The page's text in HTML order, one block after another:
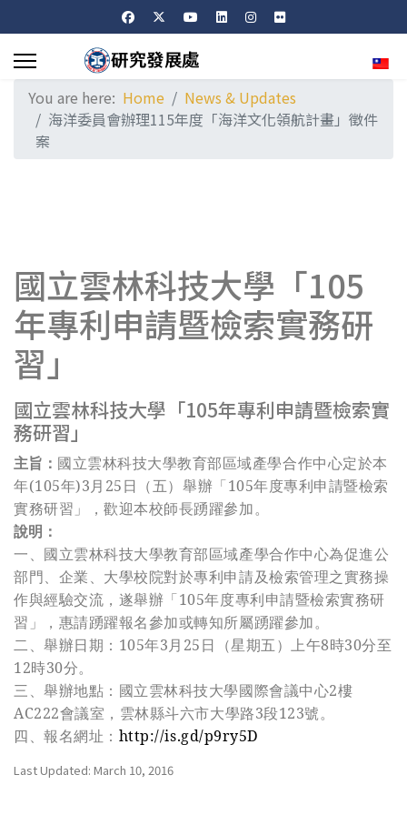
You are here: Home
News & Updates
海洋委員會辦理115年度「海洋文化領航計畫」徵件
案
國立雲林科技大學「105
年專利申請暨檢索實務研
習」
國立雲林科技大學「105年專利申請暨檢索實
務研習」
主旨： 國立雲林科技大學教育部區域產學合作中心定於本
年(105年)3月25日（五）舉辦「105年度專利申請暨檢索
實務研習」，歡迎本校師長踴躍參加。
說明：
一、國立雲林科技大學教育部區域產學合作中心為促進公
部門、企業、大學校院對於專利申請及檢索管理之實務操
作與經驗交流，遂舉辦「105年度專利申請暨檢索實務研
習」，惠請踴躍報名參加或轉知所屬踴躍參加。
二、舉辦日期：105年3月25日（星期五）上午8時30分至
12時30分。
三、舉辦地點：國立雲林科技大學國際會議中心2樓
AC222會議室，雲林縣斗六市大學路3段123號。
四、報名網址： http://is.gd/p9ry5D
Last Updated: March 10, 2016